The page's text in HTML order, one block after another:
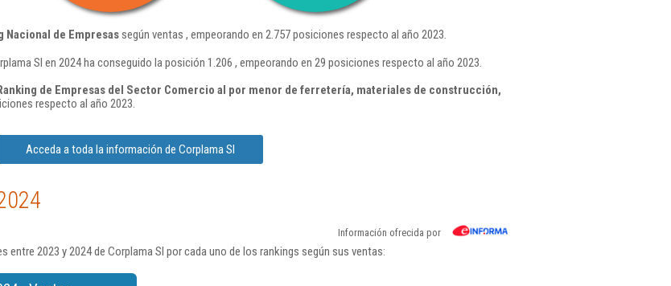
Nacional de Empresassegún ventas , empeorando en 2.757 posiciones respecto al año 2023.
Sl en 2024 ha conseguido la posición 1.206 , empeorando en 29 posiciones respecto al año 2023.
de Empresas del Sector Comercio al por menor de ferretería, materiales de construcción,
respecto al año 2023.
Acceda a toda la información de Corplama Sl
Información ofrecida por
2023 y 2024 de Corplama Sl por cada uno de los rankings según sus ventas: